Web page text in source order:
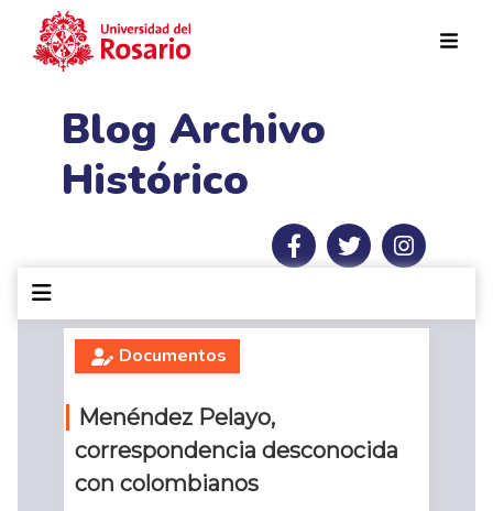
Blog Archivo
Histórico
Documentos
Menéndez Pelayo,
correspondencia desconocida
con colombianos